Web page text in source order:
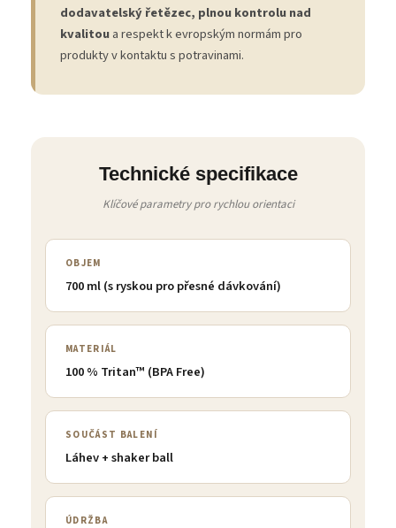
dodavatelský řetězec, plnou kontrolu nad
kvalitoua respekt k evropským normám pro
produkty v kontaktu s potravinami.
Technické specifikace
Klíčové parametry pro rychlou orientaci
OBJEM
700 ml (s ryskou pro přesné dávkování)
MATERIÁL
100 % Tritan™ (BPA Free)
SOUČÁST BALENÍ
Láhev + shaker ball
ÚDRŽBA